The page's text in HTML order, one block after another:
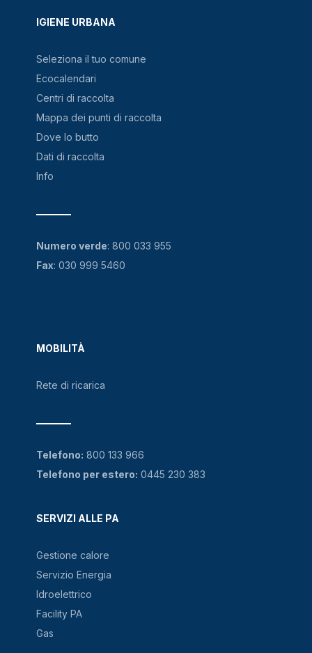
IGIENE URBANA
Seleziona il tuo comune
Ecocalendari
Centri di raccolta
Mappa dei punti di raccolta
Dove lo butto
Dati di raccolta
Info
MOBILITÀ
Rete di ricarica
SERVIZI ALLE PA
Gestione calore
Servizio Energia
Idroelettrico
Facility PA
Gas
Numero verde: 800 033 955
Fax: 030 999 5460
Telefono: 800 133 966
Telefono per estero: 0445 230 383